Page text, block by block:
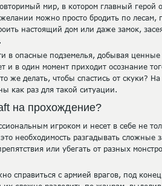
мир, в котором главный герой
можно просто бродить по лесам,
настоящий дом или даже замок,
в опасные подземелья, добывая
и в один момент приходит осознание
же делать, чтобы спастись от скуки?
как раз для такой ситуации.
на прохождение?
игроком и несет в себе не
необходимость разгадывать сложные
или убегать от разных
справиться с армией врагов, под